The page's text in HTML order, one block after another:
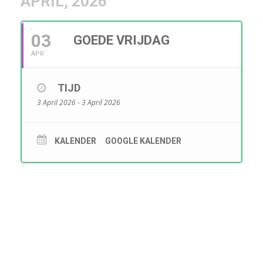
03
APR
GOEDE VRIJDAG
TIJD
3 April 2026 - 3 April 2026
KALENDER GOOGLE KALENDER